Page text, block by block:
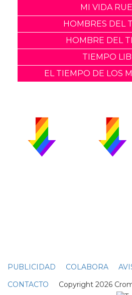
MI VIDA
HOMBRES DEL
HOMBRE DEL
TIEMPO
EL TIEMPO DE LOS
PUBLICIDAD COLABORA
CONTACTO Copyright 2026